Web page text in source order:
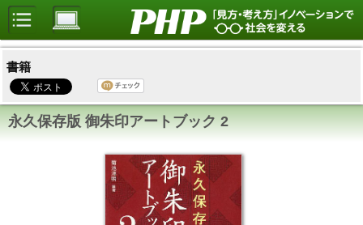
書籍
永久保存版 御朱印アートブック 2